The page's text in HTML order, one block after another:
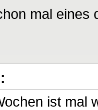
mal eines
ist mal